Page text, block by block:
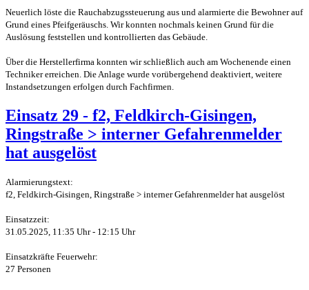
Neuerlich löste die Rauchabzugssteuerung aus und alarmierte die Bewohner auf
Grund eines Pfeifgeräuschs. Wir konnten nochmals keinen Grund für die
Auslösung feststellen und kontrollierten das Gebäude.
Über die Herstellerfirma konnten wir schließlich auch am Wochenende einen
Techniker erreichen. Die Anlage wurde vorübergehend deaktiviert, weitere
Instandsetzungen erfolgen durch Fachfirmen.
Einsatz 29 - f2, Feldkirch-Gisingen,
Ringstraße > interner Gefahrenmelder
hat ausgelöst
Alarmierungstext:
f2, Feldkirch-Gisingen, Ringstraße > interner Gefahrenmelder hat ausgelöst
Einsatzzeit:
31.05.2025, 11:35 Uhr - 12:15 Uhr
Einsatzkräfte Feuerwehr:
27 Personen